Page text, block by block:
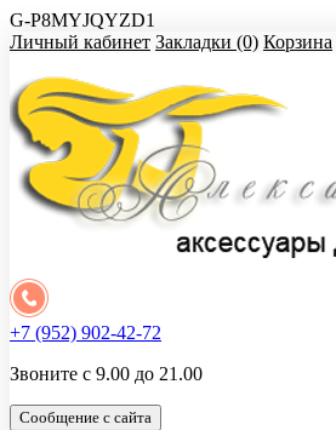
G-P8MYJQYZD1
Личный кабинет Закладки (0) Корзина
+7 (952) 902-42-72
Звоните с 9.00 до 21.00
Сообщение с сайта